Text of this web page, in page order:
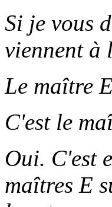
Si je vous
viennent à
Le maître
C'est le
Oui. C'est
maîtres E